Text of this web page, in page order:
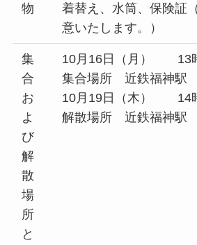
物
着替え、水筒、保険証
意いたします。）
集
合
お
よ
び
解
散
場
所
と
10月16日（月） 13
集合場所 近鉄福神駅
10月19日（木） 14
解散場所 近鉄福神駅